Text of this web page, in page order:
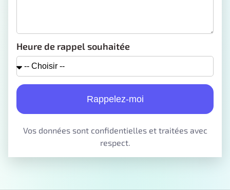
Heure de rappel souhaitée
Rappelez-moi
Vos données sont confidentielles et traitées avec
respect.